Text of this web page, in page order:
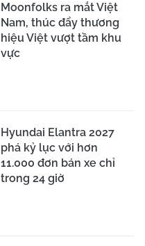
Moonfolks ra mắt Việt
Nam, thúc đẩy thương
hiệu Việt vượt tầm khu
vực
Hyundai Elantra 2027
phá kỷ lục với hơn
11.000 đơn bán xe chỉ
trong 24 giờ